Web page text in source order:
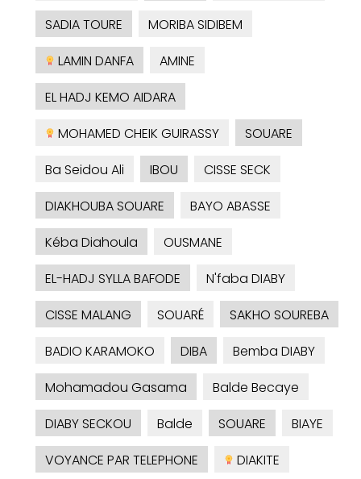
SADIA TOURE
MORIBA SIDIBEM
LAMIN DANFA
AMINE
EL HADJ KEMO AIDARA
MOHAMED CHEIK GUIRASSY
SOUARE
Ba Seidou Ali
IBOU
CISSE SECK
DIAKHOUBA SOUARE
BAYO ABASSE
Kéba Diahoula
OUSMANE
EL-HADJ SYLLA BAFODE
N'faba DIABY
CISSE MALANG
SOUARÉ
SAKHO SOUREBA
BADIO KARAMOKO
DIBA
Bemba DIABY
Mohamadou Gasama
Balde Becaye
DIABY SECKOU
Balde SOUARE
BIAYE
VOYANCE PAR TELEPHONE
DIAKITE